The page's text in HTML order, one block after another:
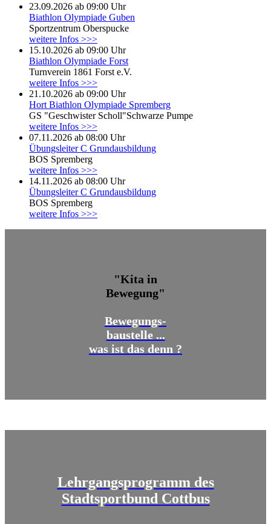
23.09.2026 ab 09:00 Uhr
Biathlon Olympiade Guben
Sportzentrum Oberspucke
weitere Infos >>>
15.10.2026 ab 09:00 Uhr
Biathlon Olympiade Forst
Turnverein 1861 Forst e.V.
weitere Infos >>>
21.10.2026 ab 09:00 Uhr
Hort Biathlon Olympiade Spremberg
GS "Geschwister Scholl"Schwarze Pumpe
weitere Infos >>>
07.11.2026 ab 08:00 Uhr
Übungsleiter C Grundausbildung
BOS Spremberg
weitere Infos >>>
14.11.2026 ab 08:00 Uhr
Übungsleiter C Grundausbildung
BOS Spremberg
weitere Infos >>>
"Kita in
Bewegung"
Bewegungs-
baustelle ...
was ist das denn ?
Lehrgangsprogramm des
Stadtsportbund Cottbus